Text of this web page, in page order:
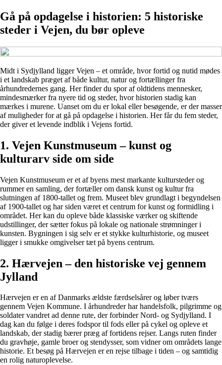
Gå på opdagelse i historien: 5 historiske
steder i Vejen, du bør opleve
Midt i Sydjylland ligger Vejen – et område, hvor fortid og nutid mødes
i et landskab præget af både kultur, natur og fortællinger fra
århundredernes gang. Her finder du spor af oldtidens mennesker,
mindesmærker fra nyere tid og steder, hvor historien stadig kan
mærkes i murene. Uanset om du er lokal eller besøgende, er der masser
af muligheder for at gå på opdagelse i historien. Her får du fem steder,
der giver et levende indblik i Vejens fortid.
1. Vejen Kunstmuseum – kunst og
kulturarv side om side
Vejen Kunstmuseum er et af byens mest markante kultursteder og
rummer en samling, der fortæller om dansk kunst og kultur fra
slutningen af 1800-tallet og frem. Museet blev grundlagt i begyndelsen
af 1900-tallet og har siden været et centrum for kunst og formidling i
området. Her kan du opleve både klassiske værker og skiftende
udstillinger, der sætter fokus på lokale og nationale strømninger i
kunsten. Bygningen i sig selv er et stykke kulturhistorie, og museet
ligger i smukke omgivelser tæt på byens centrum.
2. Hærvejen – den historiske vej gennem
Jylland
Hærvejen er en af Danmarks ældste færdselsårer og løber tværs
gennem Vejen Kommune. I århundreder har handelsfolk, pilgrimme og
soldater vandret ad denne rute, der forbinder Nord- og Sydjylland. I
dag kan du følge i deres fodspor til fods eller på cykel og opleve et
landskab, der stadig bærer præg af fortidens rejser. Langs ruten finder
du gravhøje, gamle broer og stendysser, som vidner om områdets lange
historie. Et besøg på Hærvejen er en rejse tilbage i tiden – og samtidig
en rolig naturoplevelse.